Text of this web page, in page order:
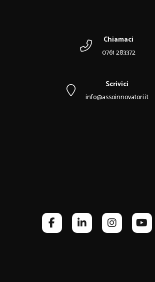
Chiamaci
0761 283372
Scrivici
info@assoinnovatori.it